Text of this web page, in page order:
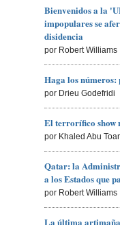
Bienvenidos a la
impopulares se
disidencia
por Robert Williams
Haga los
por Drieu Godefridi
El terrorífico show
por Khaled Abu
Qatar: la
a los Estados que
por Robert Williams
La última